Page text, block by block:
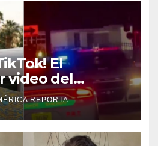
El
video del
Perez
a sus fans a
médica
REPORTA